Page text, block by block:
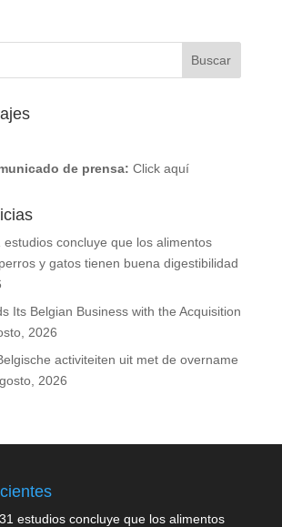
de prensa: Click aquí
estudios concluye que los alimentos
y gatos tienen buena digestibilidad
Its Belgian Business with the Acquisition
2026
activiteiten uit met de overname
2026
estudios concluye que los alimentos